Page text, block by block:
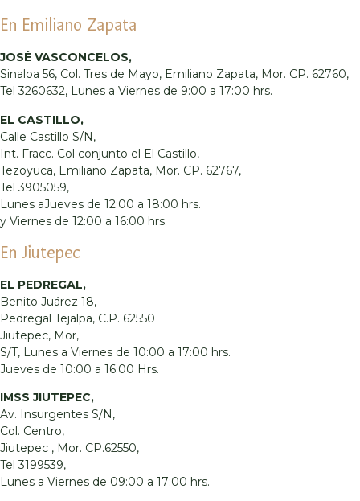
En Emiliano Zapata
JOSÉ VASCONCELOS,
Sinaloa 56, Col. Tres de Mayo, Emiliano Zapata, Mor. CP. 62760,
Tel 3260632, Lunes a Viernes de 9:00 a 17:00 hrs.
EL CASTILLO,
Calle Castillo S/N,
Int. Fracc. Col conjunto el El Castillo,
Tezoyuca, Emiliano Zapata, Mor. CP. 62767,
Tel 3905059,
Lunes aJueves de 12:00 a 18:00 hrs.
y Viernes de 12:00 a 16:00 hrs.
En Jiutepec
EL PEDREGAL,
Benito Juárez 18,
Pedregal Tejalpa, C.P. 62550
Jiutepec, Mor,
S/T, Lunes a Viernes de 10:00 a 17:00 hrs.
Jueves de 10:00 a 16:00 Hrs.
IMSS JIUTEPEC,
Av. Insurgentes S/N,
Col. Centro,
Jiutepec , Mor. CP.62550,
Tel 3199539,
Lunes a Viernes de 09:00 a 17:00 hrs.